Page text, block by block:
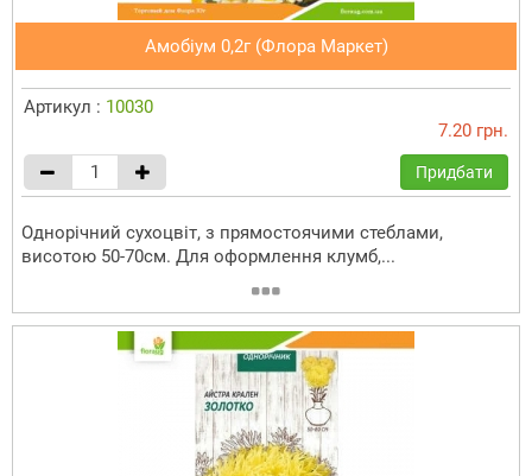
Амобіум 0,2г (Флора Маркет)
Артикул : 10030
7.20 грн.
Придбати
Однорічний сухоцвіт, з прямостоячими стеблами,
висотою 50-70см. Для оформлення клумб,...